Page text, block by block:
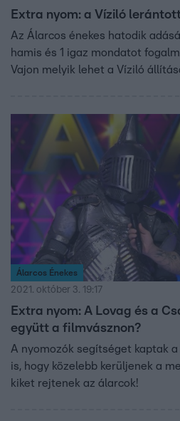
Extra nyom: a Víziló
Az Álarcos énekes hatodik
hamis és 1 igaz mondatot
Vajon melyik lehet a Víziló
Álarcos Énekes
2021. október 3. 19:17
Extra nyom: A Lovag és a
együtt a filmvásznon?
A nyomozók segítséget kaptak
is, hogy közelebb kerüljenek a
kiket rejtenek az álarcok!